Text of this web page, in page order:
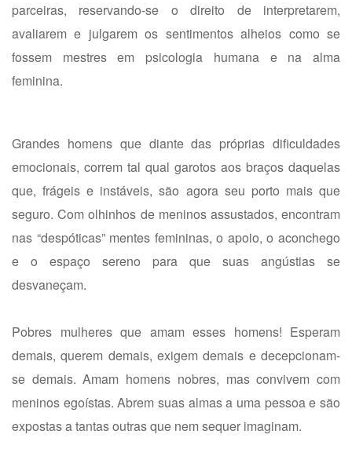
parceiras, reservando-se o direito de interpretarem,
avaliarem e julgarem os sentimentos alheios como se
fossem mestres em psicologia humana e na alma
feminina.
Grandes homens que diante das próprias dificuldades
emocionais, correm tal qual garotos aos braços daquelas
que, frágeis e instáveis, são agora seu porto mais que
seguro. Com olhinhos de meninos assustados, encontram
nas “despóticas” mentes femininas, o apoio, o aconchego
e o espaço sereno para que suas angústias se
desvaneçam.
Pobres mulheres que amam esses homens! Esperam
demais, querem demais, exigem demais e decepcionam-
se demais. Amam homens nobres, mas convivem com
meninos egoístas. Abrem suas almas a uma pessoa e são
expostas a tantas outras que nem sequer imaginam.